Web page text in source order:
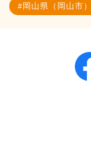
岡山県（岡山市）